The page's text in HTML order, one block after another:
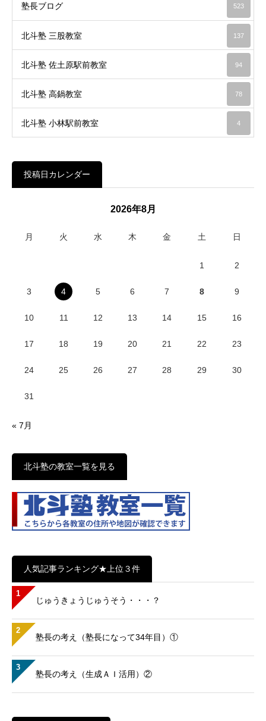
塾長ブログ 523
北斗塾 三股教室 137
北斗塾 佐土原駅前教室 94
北斗塾 高鍋教室 78
北斗塾 小林駅前教室 4
投稿日カレンダー
2026年8月
月 火 水 木 金 土 日
1 2
3 4 5 6 7 8 9
10 11 12 13 14 15 16
17 18 19 20 21 22 23
24 25 26 27 28 29 30
31
« 7月
北斗塾の教室一覧を見る
人気記事ランキング★上位３件
1
じゅうきょうじゅうそう・・・？
2
塾長の考え（塾長になって34年目）①
3
塾長の考え（生成ＡＩ活用）②